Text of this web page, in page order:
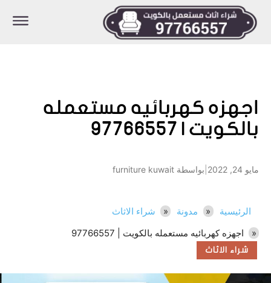
اجهزه كهربائيه مستعمله
بالكويت | 97766557
مايو 24, 2022 بواسطة furniture kuwait
الرئيسية مدونة
شراء الاثاث
اجهزه كهربائيه مستعمله بالكويت | 97766557
شراء الاثاث